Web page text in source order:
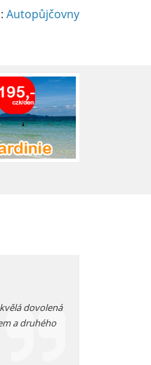
Autopůjčovny
dovolená
a druhého